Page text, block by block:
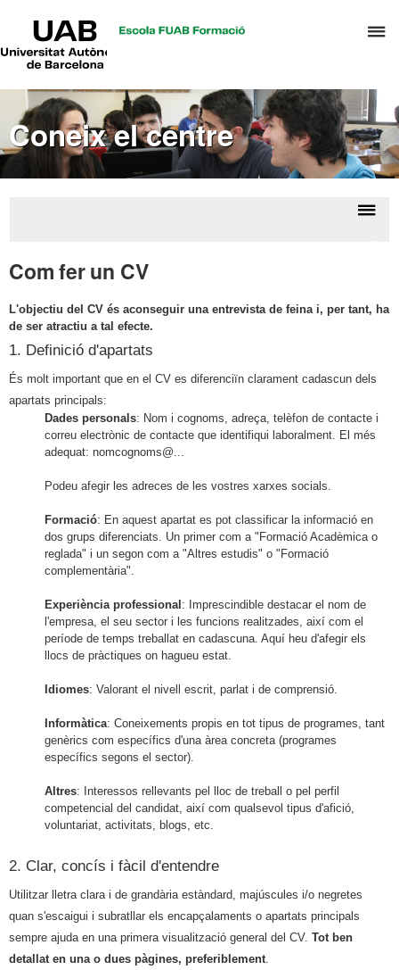
el
Universitat
Barcelona
Coneix el centre
Com fer un CV
L'objectiu del CV és aconseguir una entrevista de feina i, per tant, ha
de ser atractiu a tal efecte.
1. Definició d'apartats
És molt important que en el CV es diferenciïn clarament cadascun dels
apartats principals:
Dades personals: Nom i cognoms, adreça, telèfon de contacte i
correu electrònic de contacte que identifiqui laboralment. El més
adequat: nomcognoms@...
Podeu afegir les adreces de les vostres xarxes socials.
Formació: En aquest apartat es pot classificar la informació en
dos grups diferenciats. Un primer com a "Formació Acadèmica o
reglada" i un segon com a "Altres estudis" o "Formació
complementària".
Experiència professional : Imprescindible destacar el nom de
l'empresa, el seu sector i les funcions realitzades, així com el
període de temps treballat en cadascuna. Aquí heu d'afegir els
llocs de pràctiques on hagueu estat.
Idiomes: Valorant el nivell escrit, parlat i de comprensió.
Informàtica: Coneixements propis en tot tipus de programes, tant
genèrics com específics d'una àrea concreta (programes
específics segons el sector).
Altres: Interessos rellevants pel lloc de treball o pel perfil
competencial del candidat, així com qualsevol tipus d'afició,
voluntariat, activitats, blogs, etc.
2. Clar, concís i fàcil d'entendre
Utilitzar lletra clara i de grandària estàndard, majúscules i/o negretes
quan s'escaigui i subratllar els encapçalaments o apartats principals
sempre ajuda en una primera visualització general del CV. Tot ben
detallat en una o dues pàgines, preferiblement.